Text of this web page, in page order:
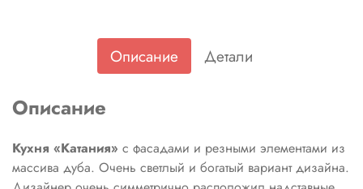
Описание Детали
Описание
Кухня «Катания» с фасадами и резными элементами из
массива дуба. Очень светлый и богатый вариант дизайна.